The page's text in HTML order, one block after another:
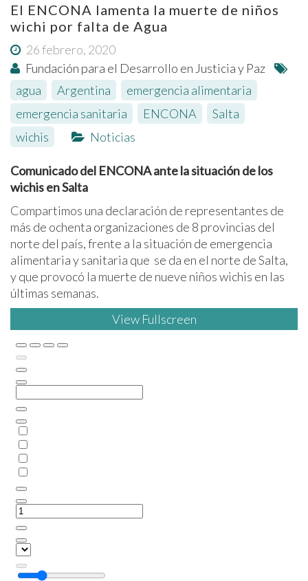
El ENCONA lamenta la muerte de niños
wichi por falta de Agua
26 febrero, 2020
Fundación para el Desarrollo en Justicia y Paz
agua
Argentina emergencia alimentaria
emergencia sanitaria
ENCONA Salta
wichis
Noticias
Comunicado del ENCONA ante la situación de los
wichis en Salta
Compartimos una declaración de representantes de
más de ochenta organizaciones de 8 provincias del
norte del país, frente a la situación de emergencia
alimentaria y sanitaria que se da en el norte de Salta,
y que provocó la muerte de nueve niños wichis en las
últimas semanas.
View Fullscreen
al
contenido
del
PDF